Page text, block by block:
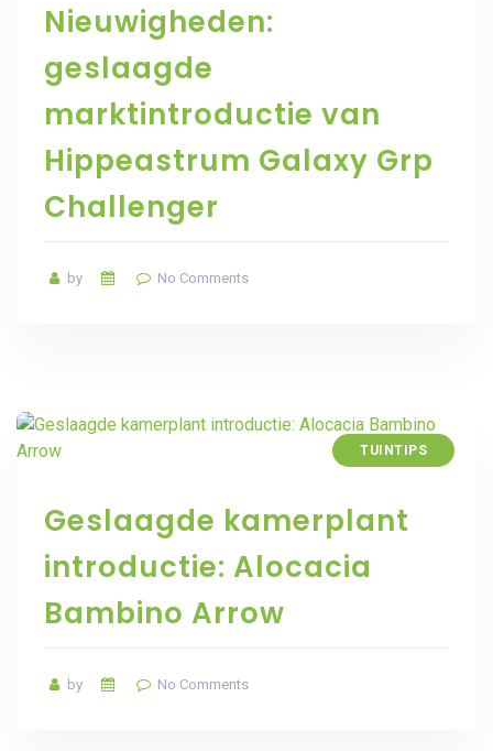
Nieuwigheden:
geslaagde
marktintroductie van
Hippeastrum Galaxy Grp
Challenger
by No Comments
TUINTIPS
Geslaagde kamerplant
introductie: Alocacia
Bambino Arrow
by No Comments